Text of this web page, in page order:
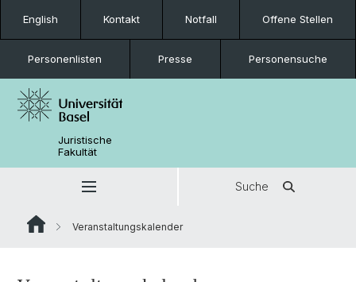
English Kontakt Notfall Offene Stellen
Personenlisten Presse Personensuche
Juristische
Fakultät
Suche
Veranstaltungskalender